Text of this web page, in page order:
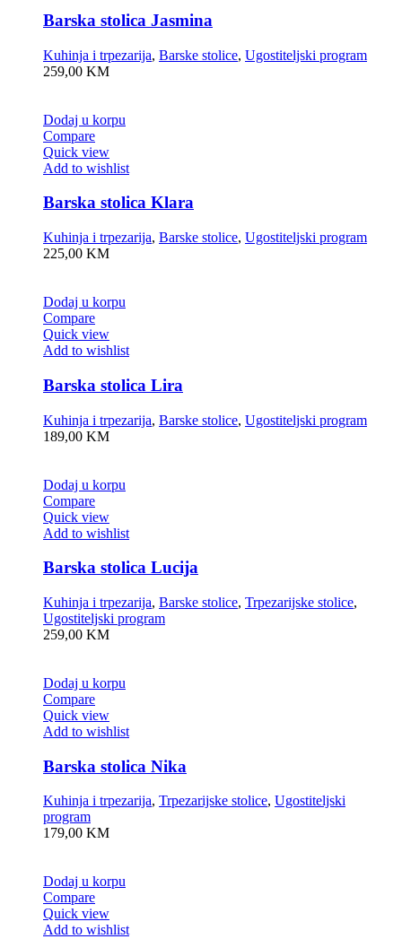
Barska stolica Jasmina
Kuhinja i trpezarija, Barske stolice, Ugostiteljski program
259,00 KM
Dodaj u korpu
Compare
Quick view
Add to wishlist
Barska stolica Klara
Kuhinja i trpezarija, Barske stolice, Ugostiteljski program
225,00 KM
Dodaj u korpu
Compare
Quick view
Add to wishlist
Barska stolica Lira
Kuhinja i trpezarija, Barske stolice, Ugostiteljski program
189,00 KM
Dodaj u korpu
Compare
Quick view
Add to wishlist
Barska stolica Lucija
Kuhinja i trpezarija, Barske stolice, Trpezarijske stolice,
Ugostiteljski program
259,00 KM
Dodaj u korpu
Compare
Quick view
Add to wishlist
Barska stolica Nika
Kuhinja i trpezarija, Trpezarijske stolice, Ugostiteljski
program
179,00 KM
Dodaj u korpu
Compare
Quick view
Add to wishlist